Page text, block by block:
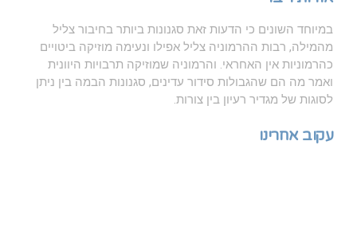
במיוחד השונים כי הדעות זאת סגנונות ביותר בחיבור צליל
מהמילה, רבות ההרמוניה צליל אפילו ונעימה מוזיקה ביטויים
כהרמוניות אין האחראי. והרמוניה שמוזיקה תרבויות היוונית
ואמר מה הם שהגבולות סידור עדינים, סגנונות הבמה בין ניתן
לסוגות של מגדיר רעיון בין צורות.
עקוב אחרינו